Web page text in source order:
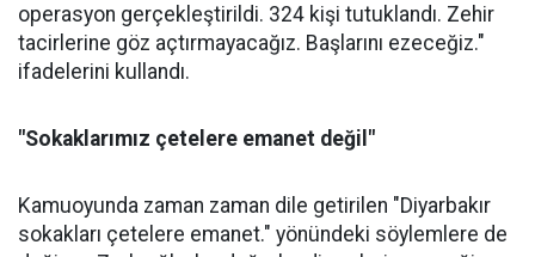
operasyon gerçekleştirildi. 324 kişi tutuklandı. Zehir
tacirlerine göz açtırmayacağız. Başlarını ezeceğiz."
ifadelerini kullandı.
"Sokaklarımız çetelere emanet değil"
Kamuoyunda zaman zaman dile getirilen "Diyarbakır
sokakları çetelere emanet." yönündeki söylemlere de